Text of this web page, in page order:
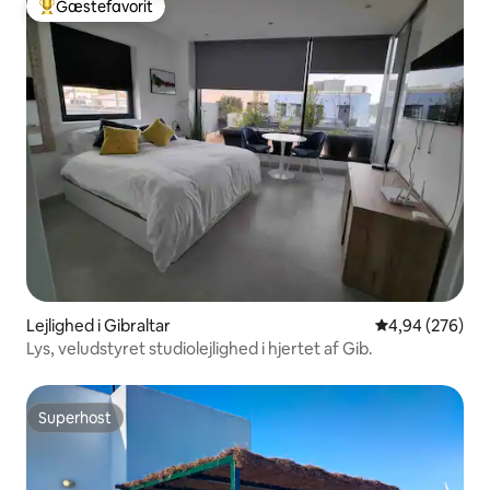
Bedste gæstefavorit
Gæstefavorit
Lejlighed i Gibraltar 4,94 ud af 5 i
4,94 (276)
Lys, veludstyret studiolejlighed i hjertet af Gib.
Superhost
Superhost